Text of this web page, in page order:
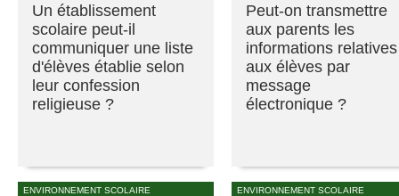
Un établissement
scolaire peut-il
communiquer une liste
d'élèves établie selon
leur confession
religieuse ?
Peut-on transmettre
aux parents les
informations relatives
aux élèves par
message
électronique ?
ENVIRONNEMENT SCOLAIRE ENVIRONNEMENT SCOLAIRE